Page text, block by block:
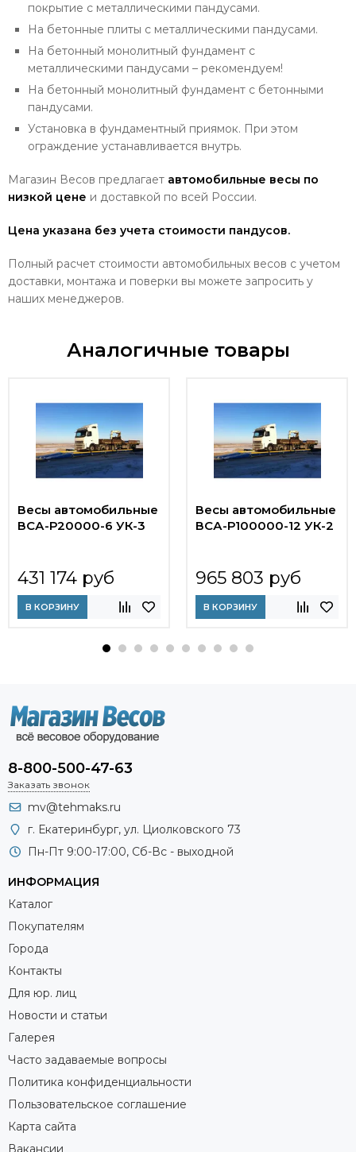
покрытие с металлическими пандусами.
На бетонные плиты с металлическими пандусами.
На бетонный монолитный фундамент с
металлическими пандусами – рекомендуем!
На бетонный монолитный фундамент с бетонными
пандусами.
Установка в фундаментный приямок. При этом
ограждение устанавливается внутрь.
Магазин Весов предлагает автомобильные весы по
низкой цене и доставкой по всей России.
Цена указана без учета стоимости пандусов.
Полный расчет стоимости автомобильных весов с учетом
доставки, монтажа и поверки вы можете запросить у
наших менеджеров.
Аналогичные товары
Весы автомобильные
ВСА-Р20000-6 УК-3
431 174 руб
В КОРЗИНУ
Весы автомобильные
ВСА-Р100000-12 УК-2
965 803 руб
В КОРЗИНУ
8-800-500-47-63
Заказать звонок
mv@tehmaks.ru
г. Екатеринбург, ул. Циолковского 73
Пн-Пт 9:00-17:00, Сб-Вс - выходной
ИНФОРМАЦИЯ
Каталог
Покупателям
Города
Контакты
Для юр. лиц
Новости и статьи
Галерея
Часто задаваемые вопросы
Политика конфиденциальности
Пользовательское соглашение
Карта сайта
Вакансии